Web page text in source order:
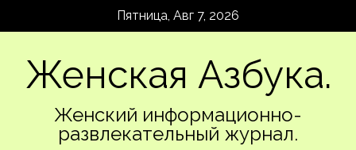
Пятница, Авг 7, 2026
Женская Азбука.
Женский информационно-
развлекательный журнал.